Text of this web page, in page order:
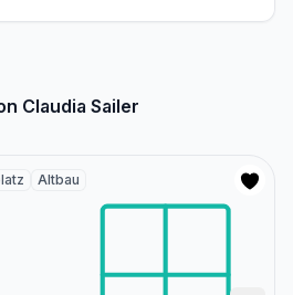
Claudia Sailer
Altbau